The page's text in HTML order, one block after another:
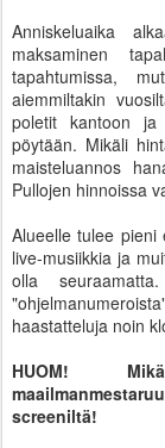
Anniskeluaika
maksaminen
tapahtumissa,
aiemmiltakin
poletit kantoon ja
pöytään. Mikäli
maisteluannos
Pullojen hinnoissa
Alueelle tulee pieni
live-musiikkia ja
olla
haastatteluja noin
HUOM!
screeniltä!